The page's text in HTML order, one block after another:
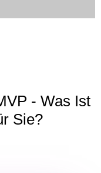
- Was Ist
Sie?